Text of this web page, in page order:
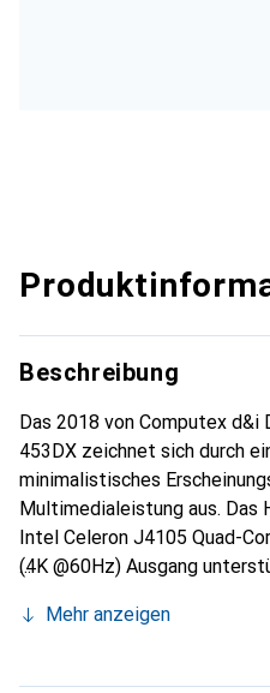
Beschreibung
Das 2018 von Computex
453DX zeichnet sich durch
minimalistisches
Multimedialeistung aus. Das
Intel Celeron J4105 Quad-
(4K @60Hz) Ausgang
geniessen, und fügt sich
das HS-453DX im Betrieb
Mehr anzeigen